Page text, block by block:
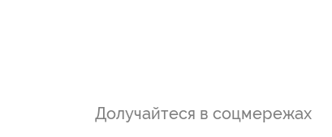
Долучайтеся в соцмережах